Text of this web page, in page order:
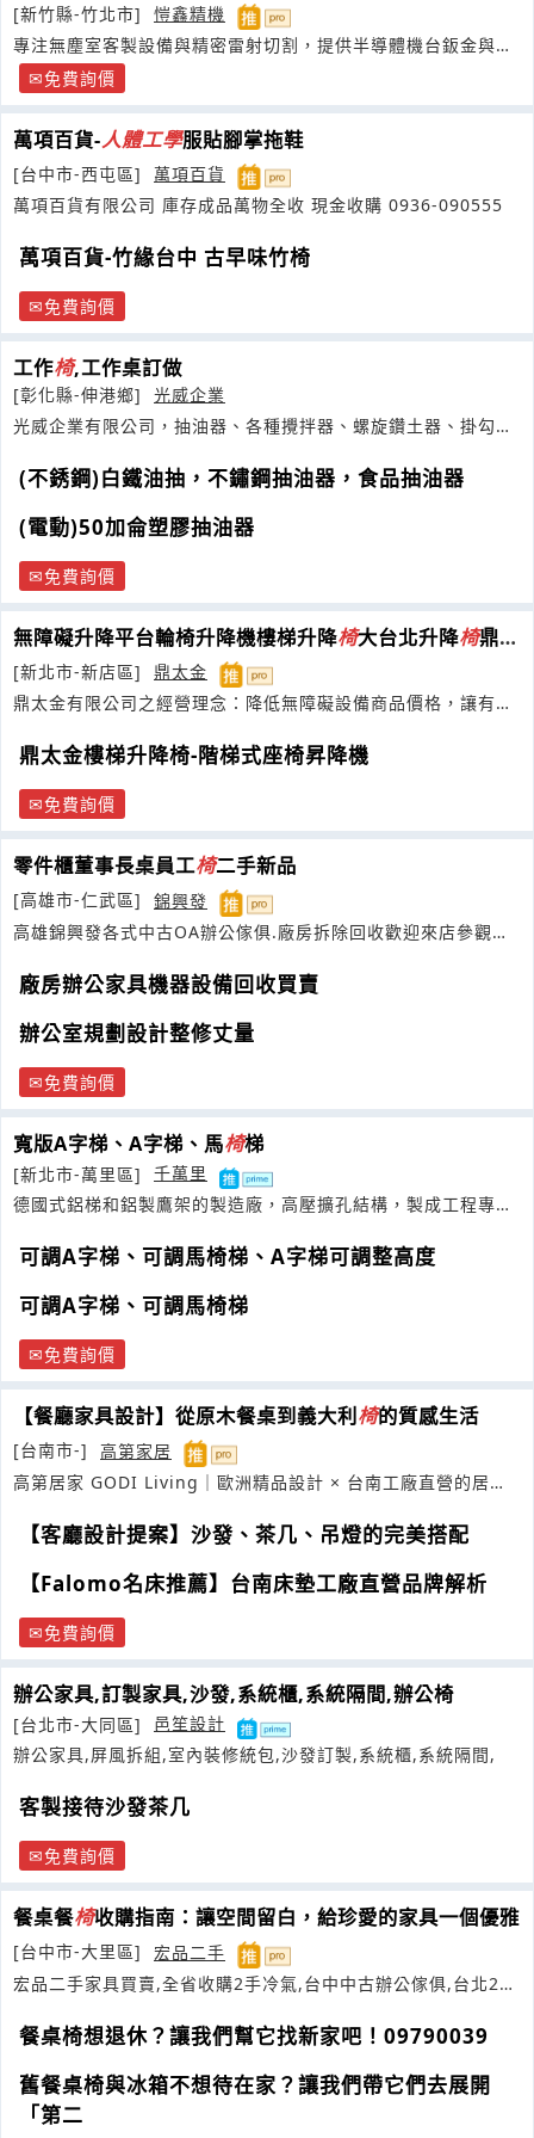
[新竹縣-竹北市]
愷鑫精機
專注無塵室客製設備與精密雷射切割，提供半導體機台鈑金與
CNC零件一站式代工
免費詢價
萬項百貨-人體工學服貼腳掌拖鞋
[台中市-西屯區]
萬項百貨
萬項百貨有限公司 庫存成品萬物全收 現金收購 0936-090555
萬項百貨-竹緣台中 古早味竹椅
免費詢價
工作椅,工作桌訂做
[彰化縣-伸港鄉]
光威企業
光威企業有限公司，抽油器、各種攪拌器、螺旋鑽土器、掛勾、
(不銹鋼)白鐵油抽，不鏽鋼抽油器，食品抽油器
(電動)50加侖塑膠抽油器
免費詢價
無障礙升降平台輪椅升降機樓梯升降椅大台北升降椅鼎太
金有限公司
[新北市-新店區]
鼎太金
鼎太金有限公司之經營理念：降低無障礙設備商品價格，讓有需
鼎太金樓梯升降椅-階梯式座椅昇降機
免費詢價
零件櫃董事長桌員工椅二手新品
[高雄市-仁武區]
錦興發
高雄錦興發各式中古OA辦公傢俱.廠房拆除回收歡迎來店參觀選
廠房辦公家具機器設備回收買賣
辦公室規劃設計整修丈量
免費詢價
寬版A字梯、A字梯、馬椅梯
[新北市-萬里區]
千萬里
德國式鋁梯和鋁製鷹架的製造廠，高壓擴孔結構，製成工程專用
可調A字梯、可調馬椅梯、A字梯可調整高度
可調A字梯、可調馬椅梯
免費詢價
【餐廳家具設計】從原木餐桌到義大利 椅的質感生活
[台南市-]
高第家居
高第居家 GODI Living｜歐洲精品設計 × 台南工廠直營的居家
【客廳設計提案】沙發、茶几、吊燈的完美搭配
【Falomo名床推薦】台南床墊工廠直營品牌解析
免費詢價
辦公家具,訂製家具,沙發,系統櫃,系統隔間,辦公椅
[台北市-大同區]
邑笙設計
辦公家具,屏風拆組,室內裝修統包,沙發訂製,系統櫃,系統隔間,
客製接待沙發茶几
免費詢價
餐桌餐椅收購指南：讓空間留白，給珍愛的家具一個優雅
[台中市-大里區]
宏品二手
宏品二手家具買賣,全省收購2手冷氣,台中中古辦公傢俱,台北2手
餐桌椅想退休？讓我們幫它找新家吧！09790039
舊餐桌椅與冰箱不想待在家？讓我們帶它們去展開
「第二